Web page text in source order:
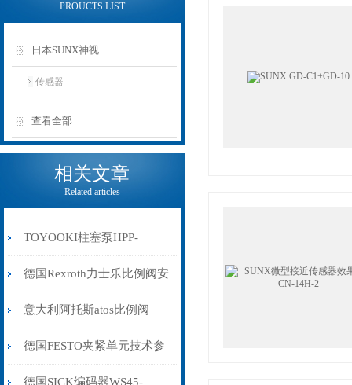
PROUCTS LIST
日本SUNX神视
传感器
查看全部
相关文章
Related articles
TOYOOKI柱塞泵HPP-
VC2V-R14A5-EE-A
德国Rexroth力士乐比例阀安
装注意事项
意大利阿托斯atos比例阀
AGRZO-A-10/210/R
德国FESTO夹紧单元技术参
数
德国SICK编码器WS45-